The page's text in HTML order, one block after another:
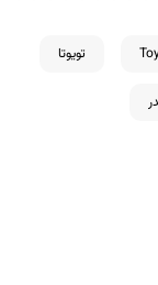
تویوتا